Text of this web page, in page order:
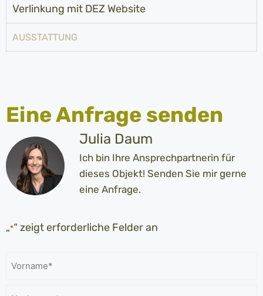
Verlinkung mit DEZ Website
AUSSTATTUNG
Eine Anfrage senden
Julia Daum
Ich bin Ihre Ansprechpartnerin für
dieses Objekt! Senden Sie mir gerne
eine Anfrage.
„*“ zeigt erforderliche Felder an